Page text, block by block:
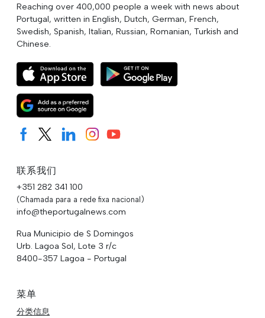
Reaching over 400,000 people a week with news about
Portugal, written in English, Dutch, German, French,
Swedish, Spanish, Italian, Russian, Romanian, Turkish and
Chinese.
联系我们
+351 282 341 100
(Chamada para a rede fixa nacional)
info@theportugalnews.com
Rua Municipio de S Domingos
Urb. Lagoa Sol, Lote 3 r/c
8400-357 Lagoa - Portugal
菜单
分类信息